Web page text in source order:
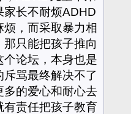
家长不耐烦ADHD
烦，而采取暴力相
只能把孩子推向
论坛，本身也是
骂最终解决不了
多的爱心和耐心去
有责任把孩子教育